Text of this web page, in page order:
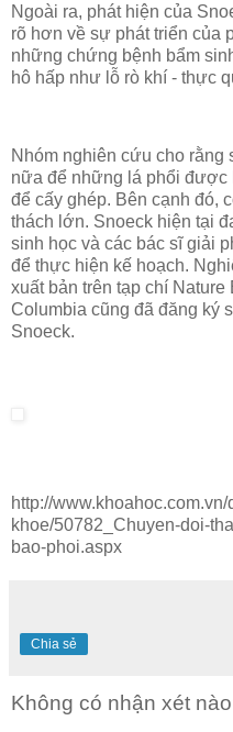
Ngoài ra, phát hiện của
rõ hơn về sự phát triển của
những chứng bệnh bẩm
hô hấp như lỗ rò khí - thực
Nhóm nghiên cứu cho rằng
nữa để những lá phổi được
để cấy ghép. Bên cạnh đó,
thách lớn. Snoeck hiện tại
sinh học và các bác sĩ giải
để thực hiện kế hoạch.
xuất bản trên tạp chí
Columbia cũng đã đăng ký
Snoeck.
http://
khoe/50782_Chuyen-doi-
bao-phoi.aspx
Chia sẻ
Không có nhận xét